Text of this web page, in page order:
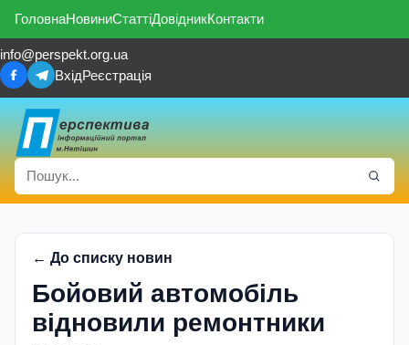
ГоловнаНовиниСтаттіДовідникКонтакти
info@perspekt.org.ua
ВхідРеєстрація
← До списку новин
Бойовий автомобiль
вiдновили ремонтники